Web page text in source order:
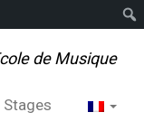
de Musique
Stages